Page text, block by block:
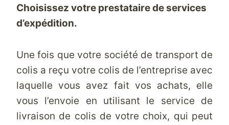
Choisissez votre prestataire de services
d’expédition.
Une fois que votre société de transport de
colis a reçu votre colis de l’entreprise avec
laquelle vous avez fait vos achats, elle
vous l’envoie en utilisant le service de
livraison de colis de votre choix, qui peut